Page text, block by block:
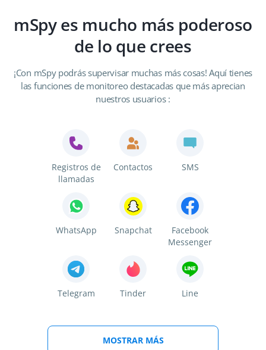
mSpy es mucho más poderoso
de lo que crees
¡Con mSpy podrás supervisar muchas más cosas! Aquí tienes
las funciones de monitoreo destacadas que más aprecian
nuestros usuarios :
Registros de
llamadas
Contactos SMS
WhatsApp Snapchat
Facebook
Messenger
Telegram Tinder Line
MOSTRAR MÁS